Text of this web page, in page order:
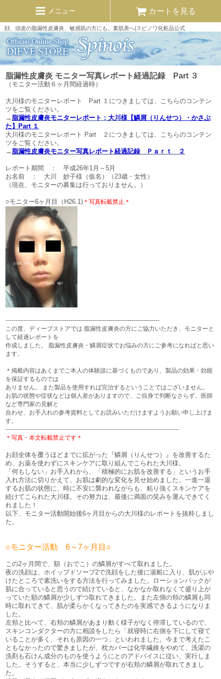
メニュー カートを見る
顔、頭皮の脂漏性皮膚炎、敏感肌の方にも。素肌美へ|スピノワ化粧品公式
脂漏性皮膚炎 モニター写真レポート経過記録 Part ３
（モニター活動６ヶ月間経過時）
大川様のモニターレポート Part １につきましては、こちらのコンテン
ツをご覧ください。
→ 脂漏性皮膚炎モニターレポート：大川様 【鱗屑（りんせつ）・かさぶ
た】
Part １
大川様のモニターレポート Part ２につきましては、こちらのコンテン
ツをご覧ください。
→ 脂漏性皮膚炎モニター写真レポート経過記録 Ｐａｒｔ ２
レポート期間 ： 平成26年1月～5月
お名前 ： 大川 妙子様（仮名）（23歳・女性）
（現在、モニターの募集は行っておりません。）
○モニター6ヶ月目（H26.1) ＊写真転載禁止＊
------------------------------------------------------------------------------
この度、ディーブストアでは 脂漏性皮膚炎の方にご協力いただき、モニターと
して経過レポートを
作成しました。 脂漏性皮膚炎・鱗屑症状でお悩みの方にご参考になればと思い
ます。
＊掲載内容はあくまでご本人の体験談に基づくものであり、製品の効果・効能
を保証するものでは
ありません。 また製品を使用すれば完治するということではございません。
お肌の状態や症状などは個人差がありますので、ご自身で判断なさらず、医師
など専門家の見解と
合わせ、お手入れの参考資料としてお読みいただけますようお願い申し上げま
す。
----------------------------------------------------------------------------------------
＊写真・本文転載禁止です＊
お顔全体を覆うほどまでに拡がった『鱗屑（りんせつ）』を改善するた
め、お薬を使わずにスキンケアに取り組んでこられた大川様。
「何もしない」お手入れから、「積極的にお肌を改善する」というお手
入れ方法に切りかえて、お肌は劇的な変化を見せ始めました。一進一退
するお肌の状態に、時に不安に襲われながらも、粘り強くスキンケアを
続けてこられた大川様。その努力は、最後に満面の笑みを運んできてく
れました！
以下、モニター活動開始後6ヶ月目からの大川様のレポートを抜粋しまし
た。
○モニター活動 6～7ヶ月目○
この2ヶ月間で、額（おでこ）の鱗屑がすべて取れました。
夜の洗顔は、ホイップドソープ2で洗顔をした後に湯船に入り、肌がふや
けたところで素洗いをする方法を行ってみました。ローションパックが
肌に合っていると思うので続けていると、なかなか取れなくて盛り上が
っていた額の鱗屑が少しずつ取れてきました。また左側の頬の鱗屑も同
時に取れてきて、肌が柔らかくなってきたのを実感できるようになりま
した。
左頬と比べて、右頬の鱗屑があまり動く様子がなく停滞しているので、
スキンコンダクターの方に相談をしたら「就寝時に右側を下にして寝て
いることが多く、それも原因の一つ」といわれました。今まで考えたこ
ともなかったので驚きましたが、枕カバーは化学繊維をやめて、洗濯の
洗剤も石けん成分のものを使うようにとのアドバイスに従い、実行しま
した。そうすると、本当に少しずつですが右頬の鱗屑が取れてきまし
た。